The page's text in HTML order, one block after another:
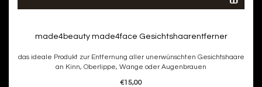
made4beauty made4face Gesichtshaarentferner
das ideale Produkt zur Entfernung aller unerwünschten Gesichtshaare
an Kinn, Oberlippe, Wange oder Augenbrauen
€15,00